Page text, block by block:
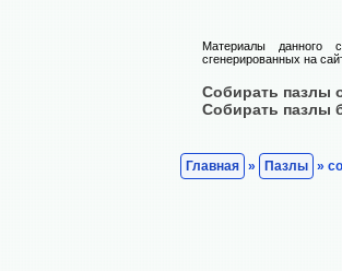
Материалы данного
сгенерированных на
Собирать пазлы
Собирать пазлы
Главная » Пазлы »